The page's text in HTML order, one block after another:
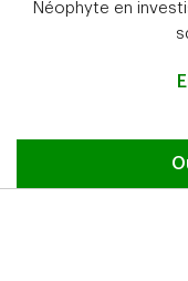
Néophyte en